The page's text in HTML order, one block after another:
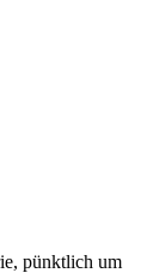
pünktlich um